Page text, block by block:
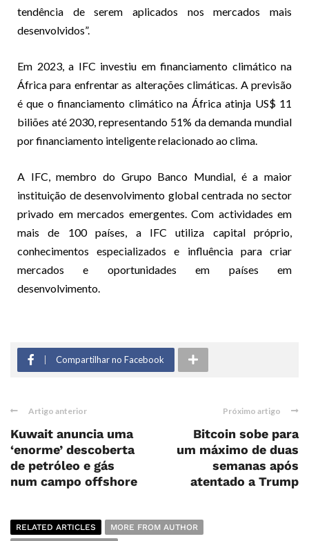
tendência de serem aplicados nos mercados mais
desenvolvidos”.
Em 2023, a IFC investiu em financiamento climático na
África para enfrentar as alterações climáticas. A previsão
é que o financiamento climático na África atinja US$ 11
biliões até 2030, representando 51% da demanda mundial
por financiamento inteligente relacionado ao clima.
A IFC, membro do Grupo Banco Mundial, é a maior
instituição de desenvolvimento global centrada no sector
privado em mercados emergentes. Com actividades em
mais de 100 países, a IFC utiliza capital próprio,
conhecimentos especializados e influência para criar
mercados e oportunidades em países em
desenvolvimento.
Compartilhar no Facebook
Artigo anterior
Kuwait anuncia uma
‘enorme’ descoberta
de petróleo e gás
num campo offshore
Próximo artigo
Bitcoin sobe para
um máximo de duas
semanas após
atentado a Trump
RELATED ARTICLES
MORE FROM AUTHOR